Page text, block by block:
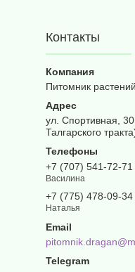
Контакты
Питомник
ул. Спортивная,
Талгарского
+7 (707) 541-72-71
Василина
+7 (775) 478-09-34
Наталья